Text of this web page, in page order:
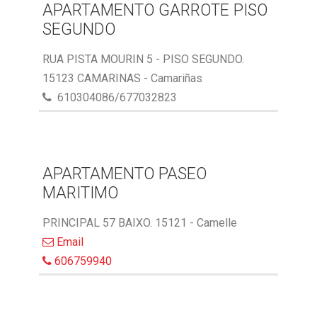
APARTAMENTO GARROTE PISO
SEGUNDO
RUA PISTA MOURIN 5 - PISO SEGUNDO.
15123 CAMARINAS - Camariñas
610304086/677032823
APARTAMENTO PASEO
MARITIMO
PRINCIPAL 57 BAIXO. 15121 - Camelle
Email
606759940